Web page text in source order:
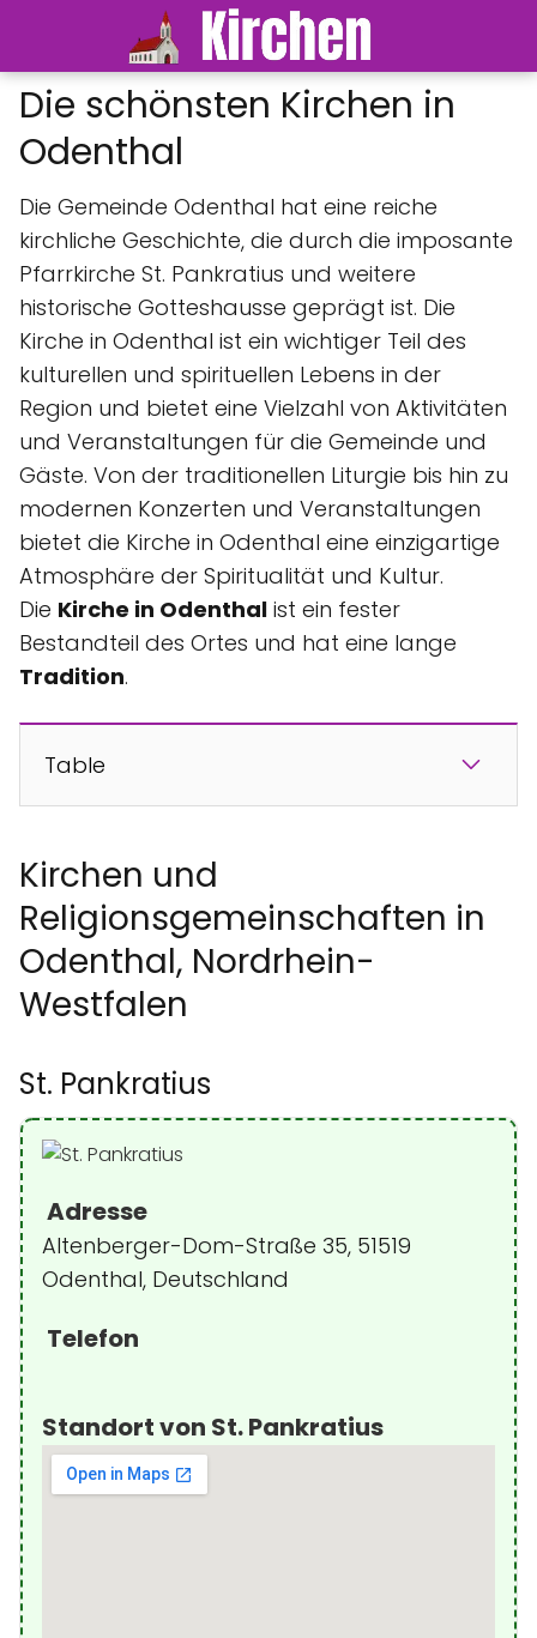
Die schönsten Kirchen in
Odenthal
Die Gemeinde Odenthal hat eine reiche
kirchliche Geschichte, die durch die imposante
Pfarrkirche St. Pankratius und weitere
historische Gotteshausse geprägt ist. Die
Kirche in Odenthal ist ein wichtiger Teil des
kulturellen und spirituellen Lebens in der
Region und bietet eine Vielzahl von Aktivitäten
und Veranstaltungen für die Gemeinde und
Gäste. Von der traditionellen Liturgie bis hin zu
modernen Konzerten und Veranstaltungen
bietet die Kirche in Odenthal eine einzigartige
Atmosphäre der Spiritualität und Kultur.
Die Kirche in Odenthal ist ein fester
Bestandteil des Ortes und hat eine lange
Tradition.
Table
Kirchen und
Religionsgemeinschaften in
Odenthal, Nordrhein-
Westfalen
St. Pankratius
Adresse
Altenberger-Dom-Straße 35, 51519
Odenthal, Deutschland
Telefon
Standort von St. Pankratius